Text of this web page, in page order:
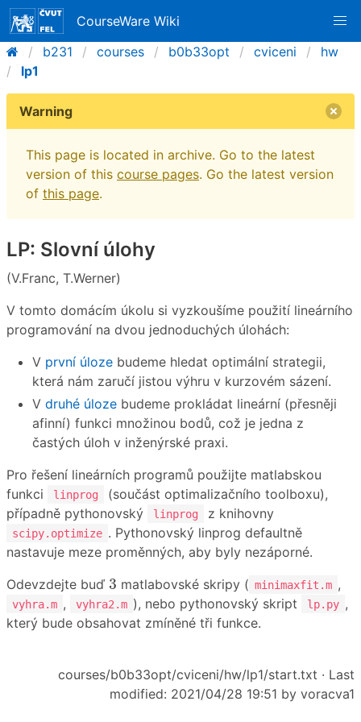
CourseWare Wiki
b231
courses b0b33opt cviceni
hw
lp1
Warning
This page is located in archive. Go to the latest
version of this course pages. Go the latest version
of this page.
LP: Slovní úlohy
(V.Franc, T.Werner)
V tomto domácím úkolu si vyzkoušíme použití lineárního
programování na dvou jednoduchých úlohách:
V první úloze budeme hledat optimální strategii,
která nám zaručí jistou výhru v kurzovém sázení.
V druhé úloze budeme prokládat lineární (přesněji
afinní) funkci množinou bodů, což je jedna z
častých úloh v inženýrské praxi.
Pro řešení lineárních programů použijte matlabskou
funkci
linprog
(součást optimalizačního toolboxu),
případně pythonovský
linprog z knihovny
scipy.optimize . Pythonovský linprog defaultně
nastavuje meze proměnných, aby byly nezáporné.
Odevzdejte buď 3
3 matlabovské skripy ( minimaxfit.m ,
vyhra.m , vyhra2.m ), nebo pythonovský skript lp.py ,
který bude obsahovat zmíněné tři funkce.
courses/b0b33opt/cviceni/hw/lp1/start.txt · Last
modified: 2021/04/28 19:51 by voracva1